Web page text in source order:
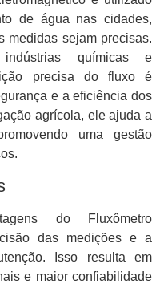
de água nas cidades,
medidas sejam precisas.
químicas e
precisa do fluxo é
e a eficiência dos
agrícola, ele ajuda a
uma gestão
do Fluxômetro
das medições e a
Isso resulta em
e maior confiabilidade